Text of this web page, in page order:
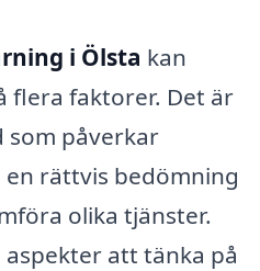
i Ölsta kan
flera faktorer. Det är
påverkar
rättvis bedömning
olika tjänster.
att tänka på